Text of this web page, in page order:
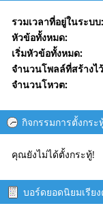
รวมเวลาที่อยู่ในระบบ:
หัวข้อทั้งหมด:
เริ่มหัวข้อทั้งหมด:
จำนวนโพลล์ที่สร้างไ
จำนวนโหวต:
กิจกรรมการตั้งกระ
คุณยังไม่ได้ตั้งกระทู้!
บอร์ดยอดนิยมเรีย